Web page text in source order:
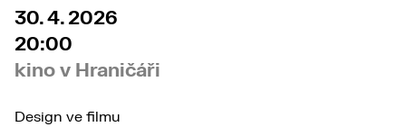
30. 4. 2026
20:00
kino v Hraničáři
Design ve filmu